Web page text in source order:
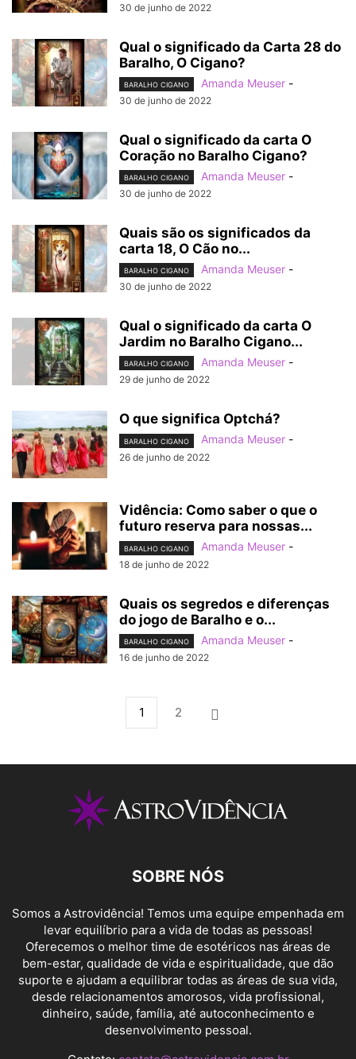
30 de junho de 2022
Qual o significado da Carta 28 do
Baralho, O Cigano?
BARALHO CIGANO Amanda Meuser -
30 de junho de 2022
Qual o significado da carta O
Coração no Baralho Cigano?
BARALHO CIGANO Amanda Meuser -
30 de junho de 2022
Quais são os significados da
carta 18, O Cão no...
BARALHO CIGANO Amanda Meuser -
30 de junho de 2022
Qual o significado da carta O
Jardim no Baralho Cigano...
BARALHO CIGANO Amanda Meuser -
29 de junho de 2022
O que significa Optchá?
BARALHO CIGANO Amanda Meuser -
26 de junho de 2022
Vidência: Como saber o que o
futuro reserva para nossas...
BARALHO CIGANO Amanda Meuser -
18 de junho de 2022
Quais os segredos e diferenças
do jogo de Baralho e o...
BARALHO CIGANO Amanda Meuser -
16 de junho de 2022
1 2
SOBRE NÓS
Somos a Astrovidência! Temos uma equipe empenhada em
levar equilíbrio para a vida de todas as pessoas!
Oferecemos o melhor time de esotéricos nas áreas de
bem-estar, qualidade de vida e espiritualidade, que dão
suporte e ajudam a equilibrar todas as áreas de sua vida,
desde relacionamentos amorosos, vida profissional,
dinheiro, saúde, família, até autoconhecimento e
desenvolvimento pessoal.